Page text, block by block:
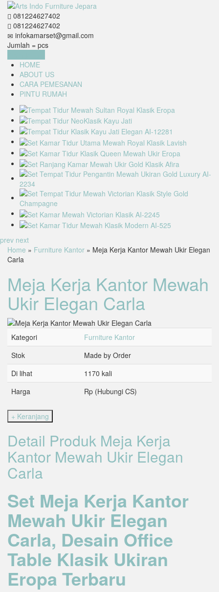
081224627402
081224627402
infokamarset@gmail.com
Jumlah = pcs
HOME
ABOUT US
CARA PEMESANAN
PINTU RUMAH
prev next
Home » Furniture Kantor » Meja Kerja Kantor Mewah Ukir Elegan
Carla
Meja Kerja Kantor Mewah
Ukir Elegan Carla
Kategori
Furniture Kantor
Stok
Made by Order
Di lihat
1170 kali
Harga
Rp (Hubungi CS)
Detail Produk Meja Kerja
Kantor Mewah Ukir Elegan
Carla
Set Meja Kerja Kantor
Mewah Ukir Elegan
Carla, Desain Office
Table Klasik Ukiran
Eropa Terbaru